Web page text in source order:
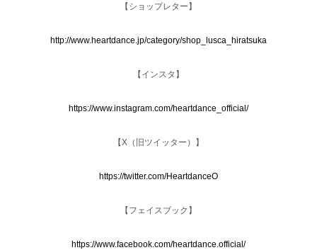
【ショップレター】
http://www.heartdance.jp/category/shop_lusca_hiratsuka
【インスタ】
https://www.instagram.com/heartdance_official/
【X（旧ツイッター）】
https://twitter.com/HeartdanceO
【フェイスブック】
https://www.facebook.com/heartdance.official/